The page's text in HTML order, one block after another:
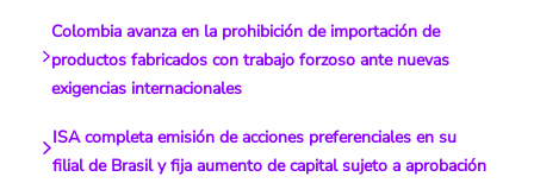
Colombia avanza en la prohibición de importación de
productos fabricados con trabajo forzoso ante nuevas
exigencias internacionales
ISA completa emisión de acciones preferenciales en su
filial de Brasil y fija aumento de capital sujeto a aprobación